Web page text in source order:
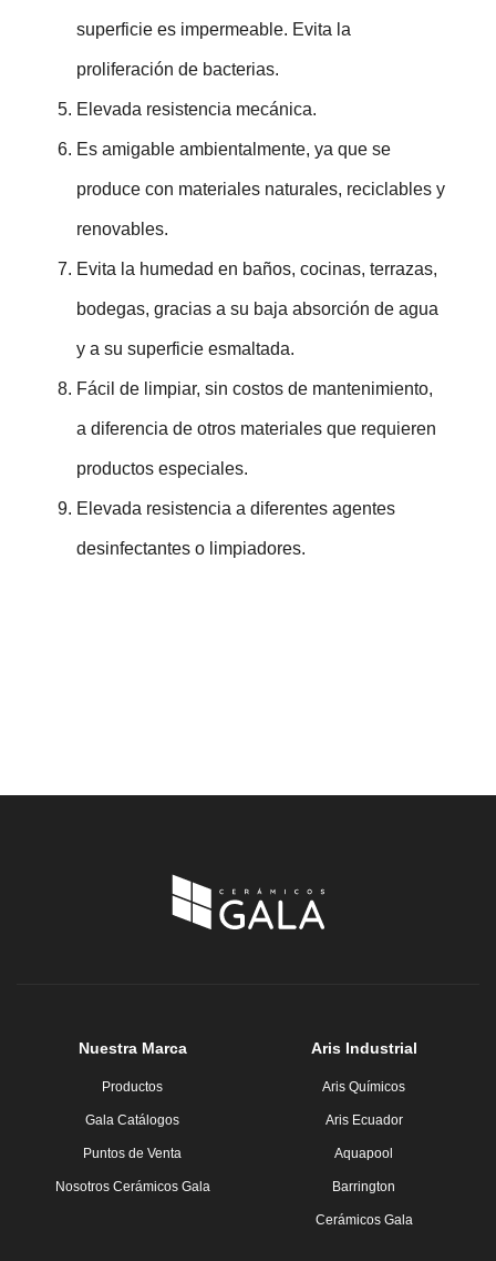
superficie es impermeable. Evita la
proliferación de bacterias.
Elevada resistencia mecánica.
Es amigable ambientalmente, ya que se
produce con materiales naturales, reciclables y
renovables.
Evita la humedad en baños, cocinas, terrazas,
bodegas, gracias a su baja absorción de agua
y a su superficie esmaltada.
Fácil de limpiar, sin costos de mantenimiento,
a diferencia de otros materiales que requieren
productos especiales.
Elevada resistencia a diferentes agentes
desinfectantes o limpiadores.
Nuestra Marca
Productos
Gala Catálogos
Puntos de Venta
Nosotros Cerámicos Gala
Aris Industrial
Aris Químicos
Aris Ecuador
Aquapool
Barrington
Cerámicos Gala